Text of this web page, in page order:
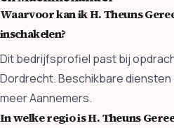
Waarvoor kan ik H. Theuns
inschakelen?
Dit bedrijfsprofiel past bij
Dordrecht. Beschikbare
meer Aannemers.
In welke regio is H. Theuns